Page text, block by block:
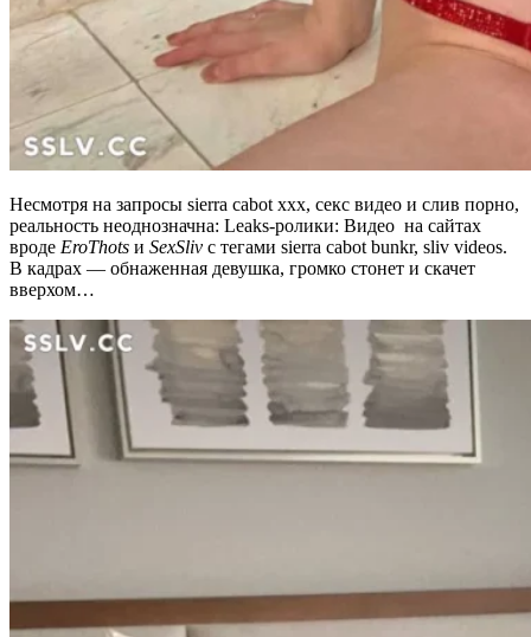
Несмотря на запросы sierra cabot xxx, секс видео и слив порно,
реальность неоднозначна: Leaks-ролики: Видео на сайтах
вроде EroThots и SexSliv с тегами sierra cabot bunkr, sliv videos.
В кадрах — обнаженная девушка, громко стонет и скачет
вверхом…